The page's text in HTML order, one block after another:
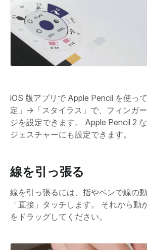
iOS 版アプリで Apple Pencil を使っ
定」→「スタイラス」で、フィンガ
ジを設定できます。 Apple Pencil 2
ジェスチャーにも設定できます。
線を引っ張る
線を引っ張るには、指やペンで線の
「直接」タッチします。 それから動
をドラッグしてください。